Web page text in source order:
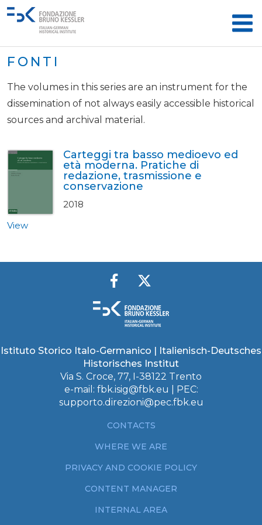
FONTI
The volumes in this series are an instrument for the
dissemination of not always easily accessible historical
sources and archival material.
Carteggi tra basso medioevo ed
età moderna. Pratiche di
redazione, trasmissione e
conservazione
2018
View
Istituto Storico Italo-Germanico | Italienisch-Deutsches
Historisches Institut
Via S. Croce, 77, I-38122 Trento
e-mail: fbk.isig@fbk.eu | PEC:
supporto.direzioni@pec.fbk.eu
CONTACTS
WHERE WE ARE
PRIVACY AND COOKIE POLICY
CONTENT MANAGER
INTERNAL AREA